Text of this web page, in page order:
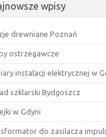
wpisy
drewniane Poznań
ostrzegawcze
instalacji elektrycznej w
szklarski Bydgoszcz
w Gdyni
do zasilacza